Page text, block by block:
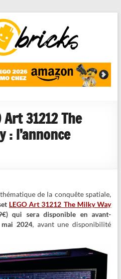
Art 31212 The
: l’annonce
de la conquête spatiale,
LEGO Art 31212 The Milky Way
qui sera disponible en avant-
2024, avant une disponibilité